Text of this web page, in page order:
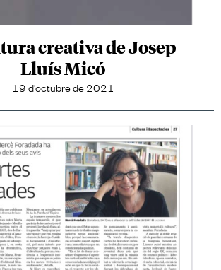
creativa de Josep
Lluís Micó
19 d'octubre de 2021